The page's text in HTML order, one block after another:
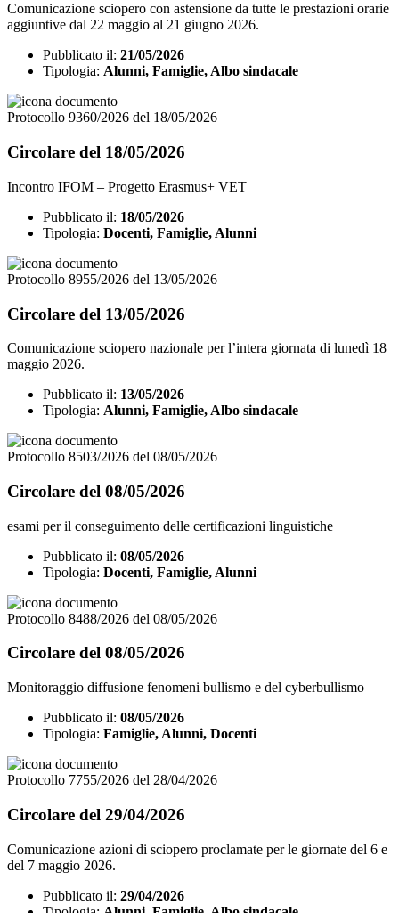
Comunicazione sciopero con astensione da tutte le prestazioni orarie
aggiuntive dal 22 maggio al 21 giugno 2026.
Pubblicato il: 21/05/2026
Tipologia: Alunni, Famiglie, Albo sindacale
Protocollo 9360/2026 del 18/05/2026
Circolare del 18/05/2026
Incontro IFOM – Progetto Erasmus+ VET
Pubblicato il: 18/05/2026
Tipologia: Docenti, Famiglie, Alunni
Protocollo 8955/2026 del 13/05/2026
Circolare del 13/05/2026
Comunicazione sciopero nazionale per l’intera giornata di lunedì 18
maggio 2026.
Pubblicato il: 13/05/2026
Tipologia: Alunni, Famiglie, Albo sindacale
Protocollo 8503/2026 del 08/05/2026
Circolare del 08/05/2026
esami per il conseguimento delle certificazioni linguistiche
Pubblicato il: 08/05/2026
Tipologia: Docenti, Famiglie, Alunni
Protocollo 8488/2026 del 08/05/2026
Circolare del 08/05/2026
Monitoraggio diffusione fenomeni bullismo e del cyberbullismo
Pubblicato il: 08/05/2026
Tipologia: Famiglie, Alunni, Docenti
Protocollo 7755/2026 del 28/04/2026
Circolare del 29/04/2026
Comunicazione azioni di sciopero proclamate per le giornate del 6 e
del 7 maggio 2026.
Pubblicato il: 29/04/2026